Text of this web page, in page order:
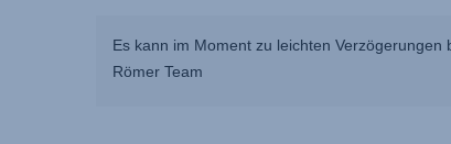
Es kann im Moment zu leichten
Römer Team